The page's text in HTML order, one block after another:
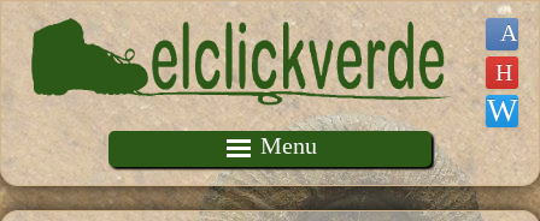
Pasar al contenido principal
Menu